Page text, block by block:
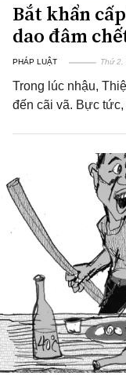
Bắt khẩn
dao đâm
PHÁP LUẬT Thứ
Trong lúc nhậu,
đến cãi vã. Bực